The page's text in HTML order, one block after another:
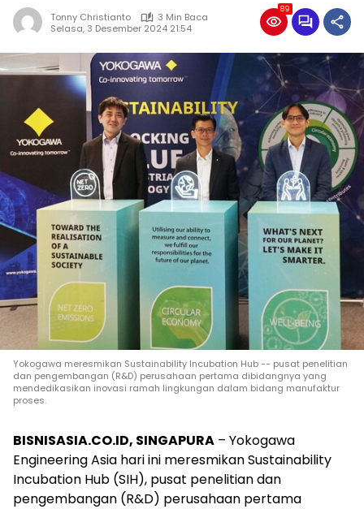
Tonny Christianto
3 Min Baca
Selasa, 3 Desember 2024 21:54
89
Yokogawa meresmikan Sustainability Incubation Hub -- pusat penelitian
dan pengembangan (R&D) perusahaan pertama dibidangnya yang
mendedikasikan inovasi ramah lingkungan dalam bidang manufaktur
proses.
BISNISASIA.CO.ID, SINGAPURA – Yokogawa
Engineering Asia hari ini meresmikan Sustainability
Incubation Hub (SIH), pusat penelitian dan
pengembangan (R&D) perusahaan pertama